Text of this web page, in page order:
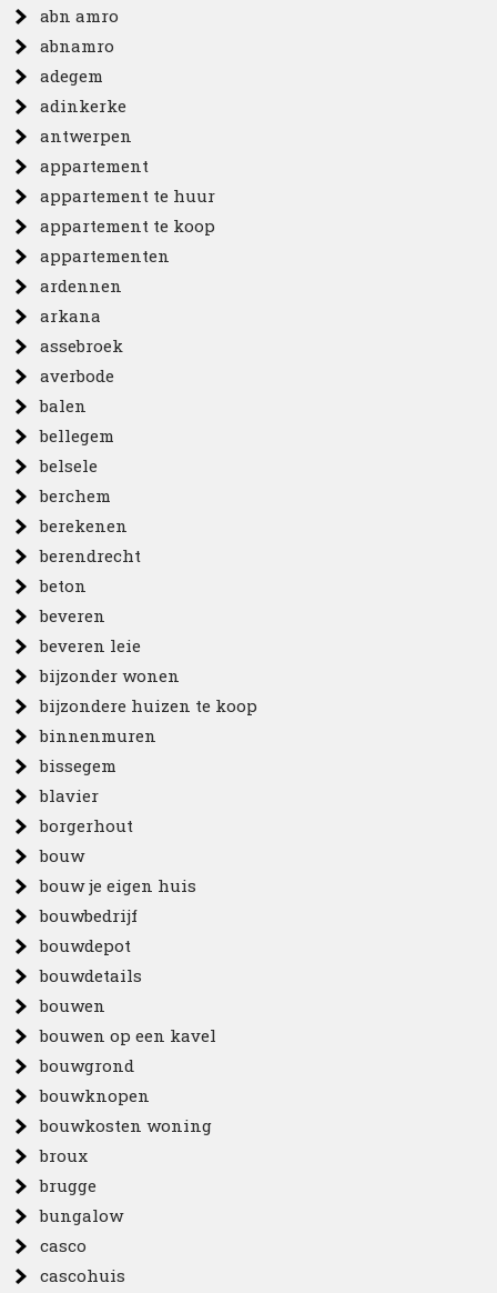
abn amro
abnamro
adegem
adinkerke
antwerpen
appartement
appartement te huur
appartement te koop
appartementen
ardennen
arkana
assebroek
averbode
balen
bellegem
belsele
berchem
berekenen
berendrecht
beton
beveren
beveren leie
bijzonder wonen
bijzondere huizen te koop
binnenmuren
bissegem
blavier
borgerhout
bouw
bouw je eigen huis
bouwbedrijf
bouwdepot
bouwdetails
bouwen
bouwen op een kavel
bouwgrond
bouwknopen
bouwkosten woning
broux
brugge
bungalow
casco
cascohuis